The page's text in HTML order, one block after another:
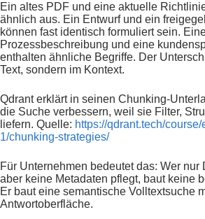
Ein altes PDF und eine aktuelle
ähnlich aus. Ein Entwurf und ein
können fast identisch formuliert sein.
Prozessbeschreibung und eine
enthalten ähnliche Begriffe. Der
Text, sondern im Kontext.
Qdrant erklärt in seinen Chunking-
die Suche verbessern, weil sie Filter,
liefern. Quelle: https://qdrant.tech/
1/chunking-strategies/
Für Unternehmen bedeutet das: Wer nur
aber keine Metadaten pflegt, baut keine
Er baut eine semantische Volltextsuche
Antwortoberfläche.